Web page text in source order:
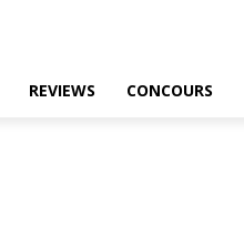
REVIEWS CONCOURS